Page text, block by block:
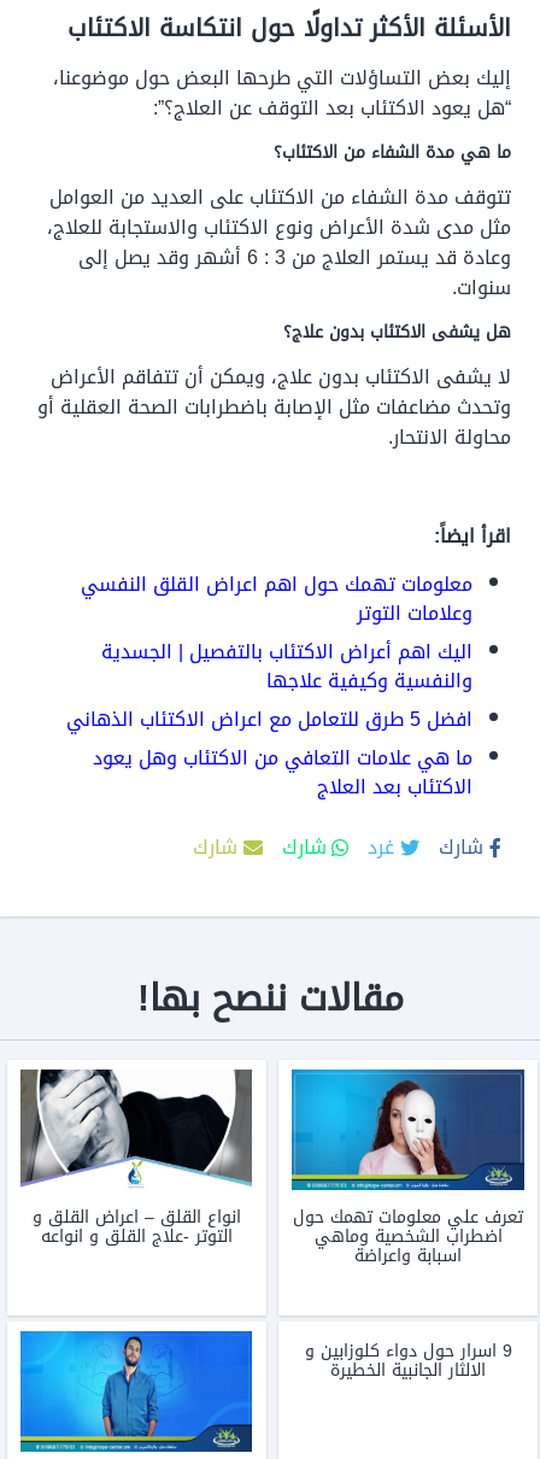
الأسئلة الأكثر تداولًا حول انتكاسة الاكتئاب
إليك بعض التساؤلات التي طرحها البعض حول موضوعنا،
“هل يعود الاكتئاب بعد التوقف عن العلاج؟”:
ما هي مدة الشفاء من الاكتئاب؟
تتوقف مدة الشفاء من الاكتئاب على العديد من العوامل
مثل مدى شدة الأعراض ونوع الاكتئاب والاستجابة للعلاج،
وعادة قد يستمر العلاج من 3 : 6 أشهر وقد يصل إلى
سنوات.
هل يشفى الاكتئاب بدون علاج؟
لا يشفى الاكتئاب بدون علاج، ويمكن أن تتفاقم الأعراض
وتحدث مضاعفات مثل الإصابة باضطرابات الصحة العقلية أو
محاولة الانتحار.
اقرأ ايضاً:
معلومات تهمك حول اهم اعراض القلق النفسي
وعلامات التوتر
اليك اهم أعراض الاكتئاب بالتفصيل | الجسدية
والنفسية وكيفية علاجها
افضل 5 طرق للتعامل مع اعراض الاكتئاب الذهاني
ما هي علامات التعافي من الاكتئاب وهل يعود
الاكتئاب بعد العلاج
شارك
غرد شارك شارك
مقالات ننصح بها!
تعرف علي معلومات تهمك حول
اضطراب الشخصية وماهي
اسبابة واعراضة
انواع القلق – اعراض القلق و
التوتر -علاج القلق و انواعه
9 اسرار حول دواء كلوزابين و
الالثار الجانبية الخطيرة